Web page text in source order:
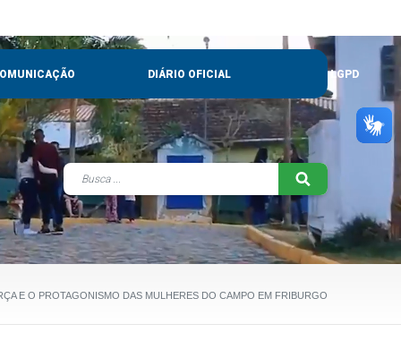
DIÁRIO OFICIAL LGPD
E O PROTAGONISMO DAS MULHERES DO CAMPO EM FRIBURGO